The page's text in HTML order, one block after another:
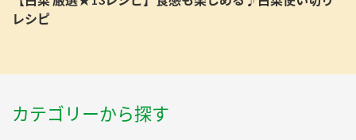
レシピ
カテゴリーから探す